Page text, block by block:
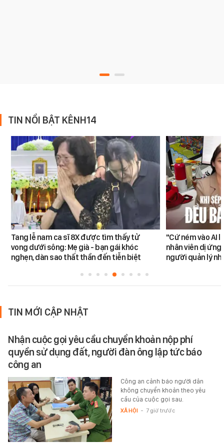
TIN NỔI BẬT KÊNH14
Tang lễ nam ca sĩ 8X được tìm thấy tử
vong dưới sông: Mẹ già - bạn gái khóc
nghẹn, dàn sao thất thần đến tiễn biệt
"Cứ ném vào AI
nhân viên dị ứng
người quản lý
TIN MỚI CẬP NHẬT
Nhận cuộc gọi yêu cầu chuyển khoản nộp phí
quyền sử dụng đất, người đàn ông lập tức báo
công an
Công an cảnh báo người dân
không chuyển khoản theo yêu
cầu của cuộc gọi sau.
XÃ HỘI - 7 giờ trước